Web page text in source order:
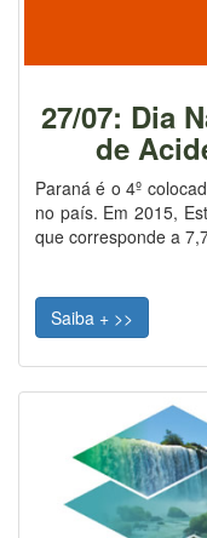
27/07: Dia
de
Paraná é o 4º
no país. Em 2015,
que corresponde a
Saiba + >>